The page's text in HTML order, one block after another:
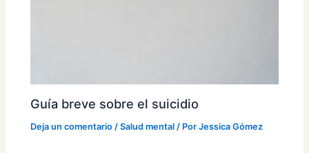
Guía breve sobre el suicidio
Deja un comentario /Salud mental / PorJessica Gómez